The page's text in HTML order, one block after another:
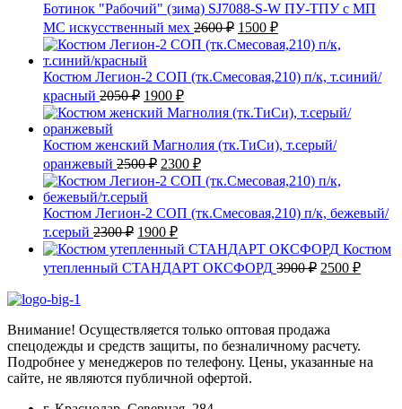
Ботинок "Рабочий" (зима) SJ7088-S-W ПУ-ТПУ с МП
МС искусственный мех 2600₽ Первоначальная
цена
составляла
2600 ₽.
1500 ₽Текущая
цена:
Костюм Легион-2 СОП (тк.Смесовая,210) п/к, т.синий/
красный 2050₽ Первоначальная
цена
составляла
2050 ₽.
1900 ₽Текущая
цена:
Костюм женский Магнолия (тк.ТиСи), т.серый/
оранжевый 2500₽ Первоначальная
цена
составляла
2500 ₽.
2300 ₽Текущая
цена:
Костюм Легион-2 СОП (тк.Смесовая,210) п/к, бежевый/
т.серый 2300₽ Первоначальная
цена
составляла
2300 ₽.
1900 ₽Текущая
цена:
1900 ₽.
Костюм
утепленный СТАНДАРТ ОКСФОРД 3900₽ 2500 ₽
Внимание! Осуществляется только оптовая продажа
спецодежды и средств защиты, по безналичному расчету.
Подробнее у менеджеров по телефону. Цены, указанные на
сайте, не являются публичной офертой.